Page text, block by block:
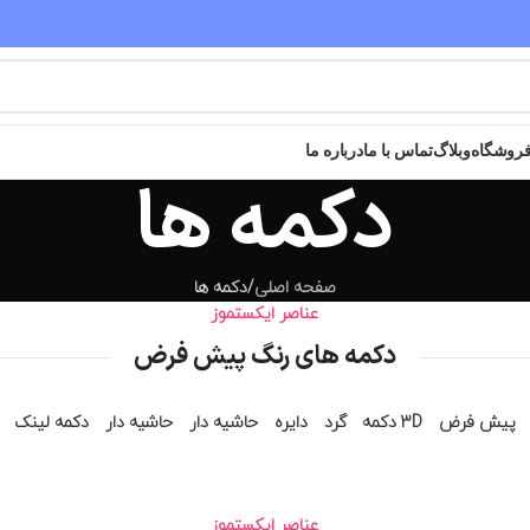
وبلاگتماس با مادرباره ما
دکمه ها
صفحه اصلی دکمه ها
عناصر ایکستموز
دکمه های رنگ پیش فرض
پیش فرض 3D دکمه گرد دایره حاشیه دار حاشیه دار دکمه لینک